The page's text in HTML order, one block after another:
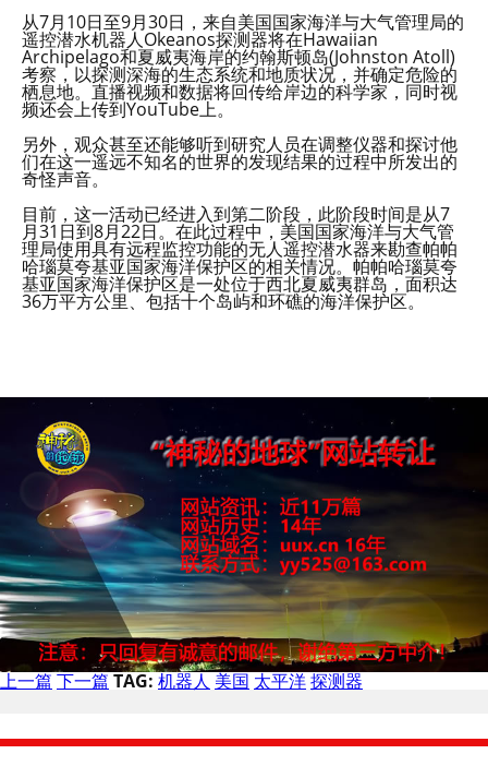
从7月10日至9月30日，来自美国国家海洋与大气管理局的
遥控潜水机器人Okeanos探测器将在Hawaiian
Archipelago和夏威夷海岸的约翰斯顿岛(Johnston Atoll)
考察，以探测深海的生态系统和地质状况，并确定危险的
栖息地。直播视频和数据将回传给岸边的科学家，同时视
频还会上传到YouTube上。
另外，观众甚至还能够听到研究人员在调整仪器和探讨他
们在这一遥远不知名的世界的发现结果的过程中所发出的
奇怪声音。
目前，这一活动已经进入到第二阶段，此阶段时间是从7
月31日到8月22日。在此过程中，美国国家海洋与大气管
理局使用具有远程监控功能的无人遥控潜水器来勘查帕帕
哈瑙莫夸基亚国家海洋保护区的相关情况。帕帕哈瑙莫夸
基亚国家海洋保护区是一处位于西北夏威夷群岛，面积达
36万平方公里、包括十个岛屿和环礁的海洋保护区。
上一篇 下一篇 TAG: 机器人 美国 太平洋探测器